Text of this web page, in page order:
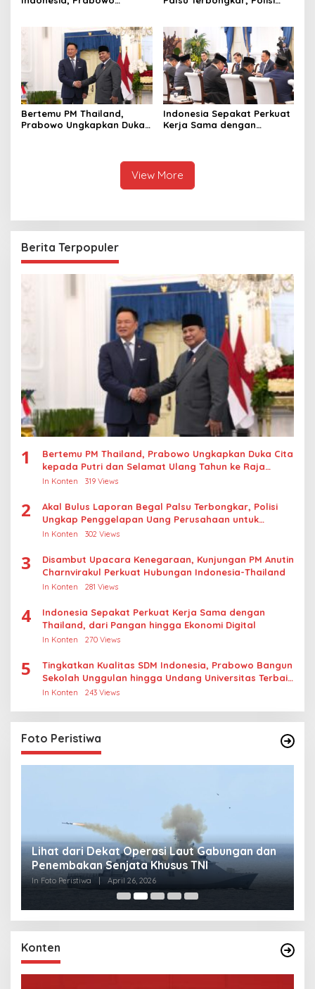
Terbaik Dunia
Bertemu PM Thailand,
Prabowo Ungkapkan Duka
Indonesia Sepakat Perkuat
Kerja Sama dengan
View More
Berita Terpopuler
1
Bertemu PM Thailand, Prabowo Ungkapkan Duka Cita
kepada Putri dan Selamat Ulang Tahun ke Raja
Thailand
In Konten 319 Views
2
Akal Bulus Laporan Begal Palsu Terbongkar, Polisi
Ungkap Penggelapan Uang Perusahaan untuk
Crypto
In Konten 302 Views
3
Disambut Upacara Kenegaraan, Kunjungan PM Anutin
Charnvirakul Perkuat Hubungan Indonesia-Thailand
In Konten 281 Views
4
Indonesia Sepakat Perkuat Kerja Sama dengan
Thailand, dari Pangan hingga Ekonomi Digital
In Konten 270 Views
5
Tingkatkan Kualitas SDM Indonesia, Prabowo Bangun
Sekolah Unggulan hingga Undang Universitas Terbaik
Dunia
In Konten 243 Views
Foto Peristiwa
Lihat dari Dekat Operasi Laut Gabungan dan
Penembakan Senjata Khusus TNI
In Foto Peristiwa April 26, 2026
Konten